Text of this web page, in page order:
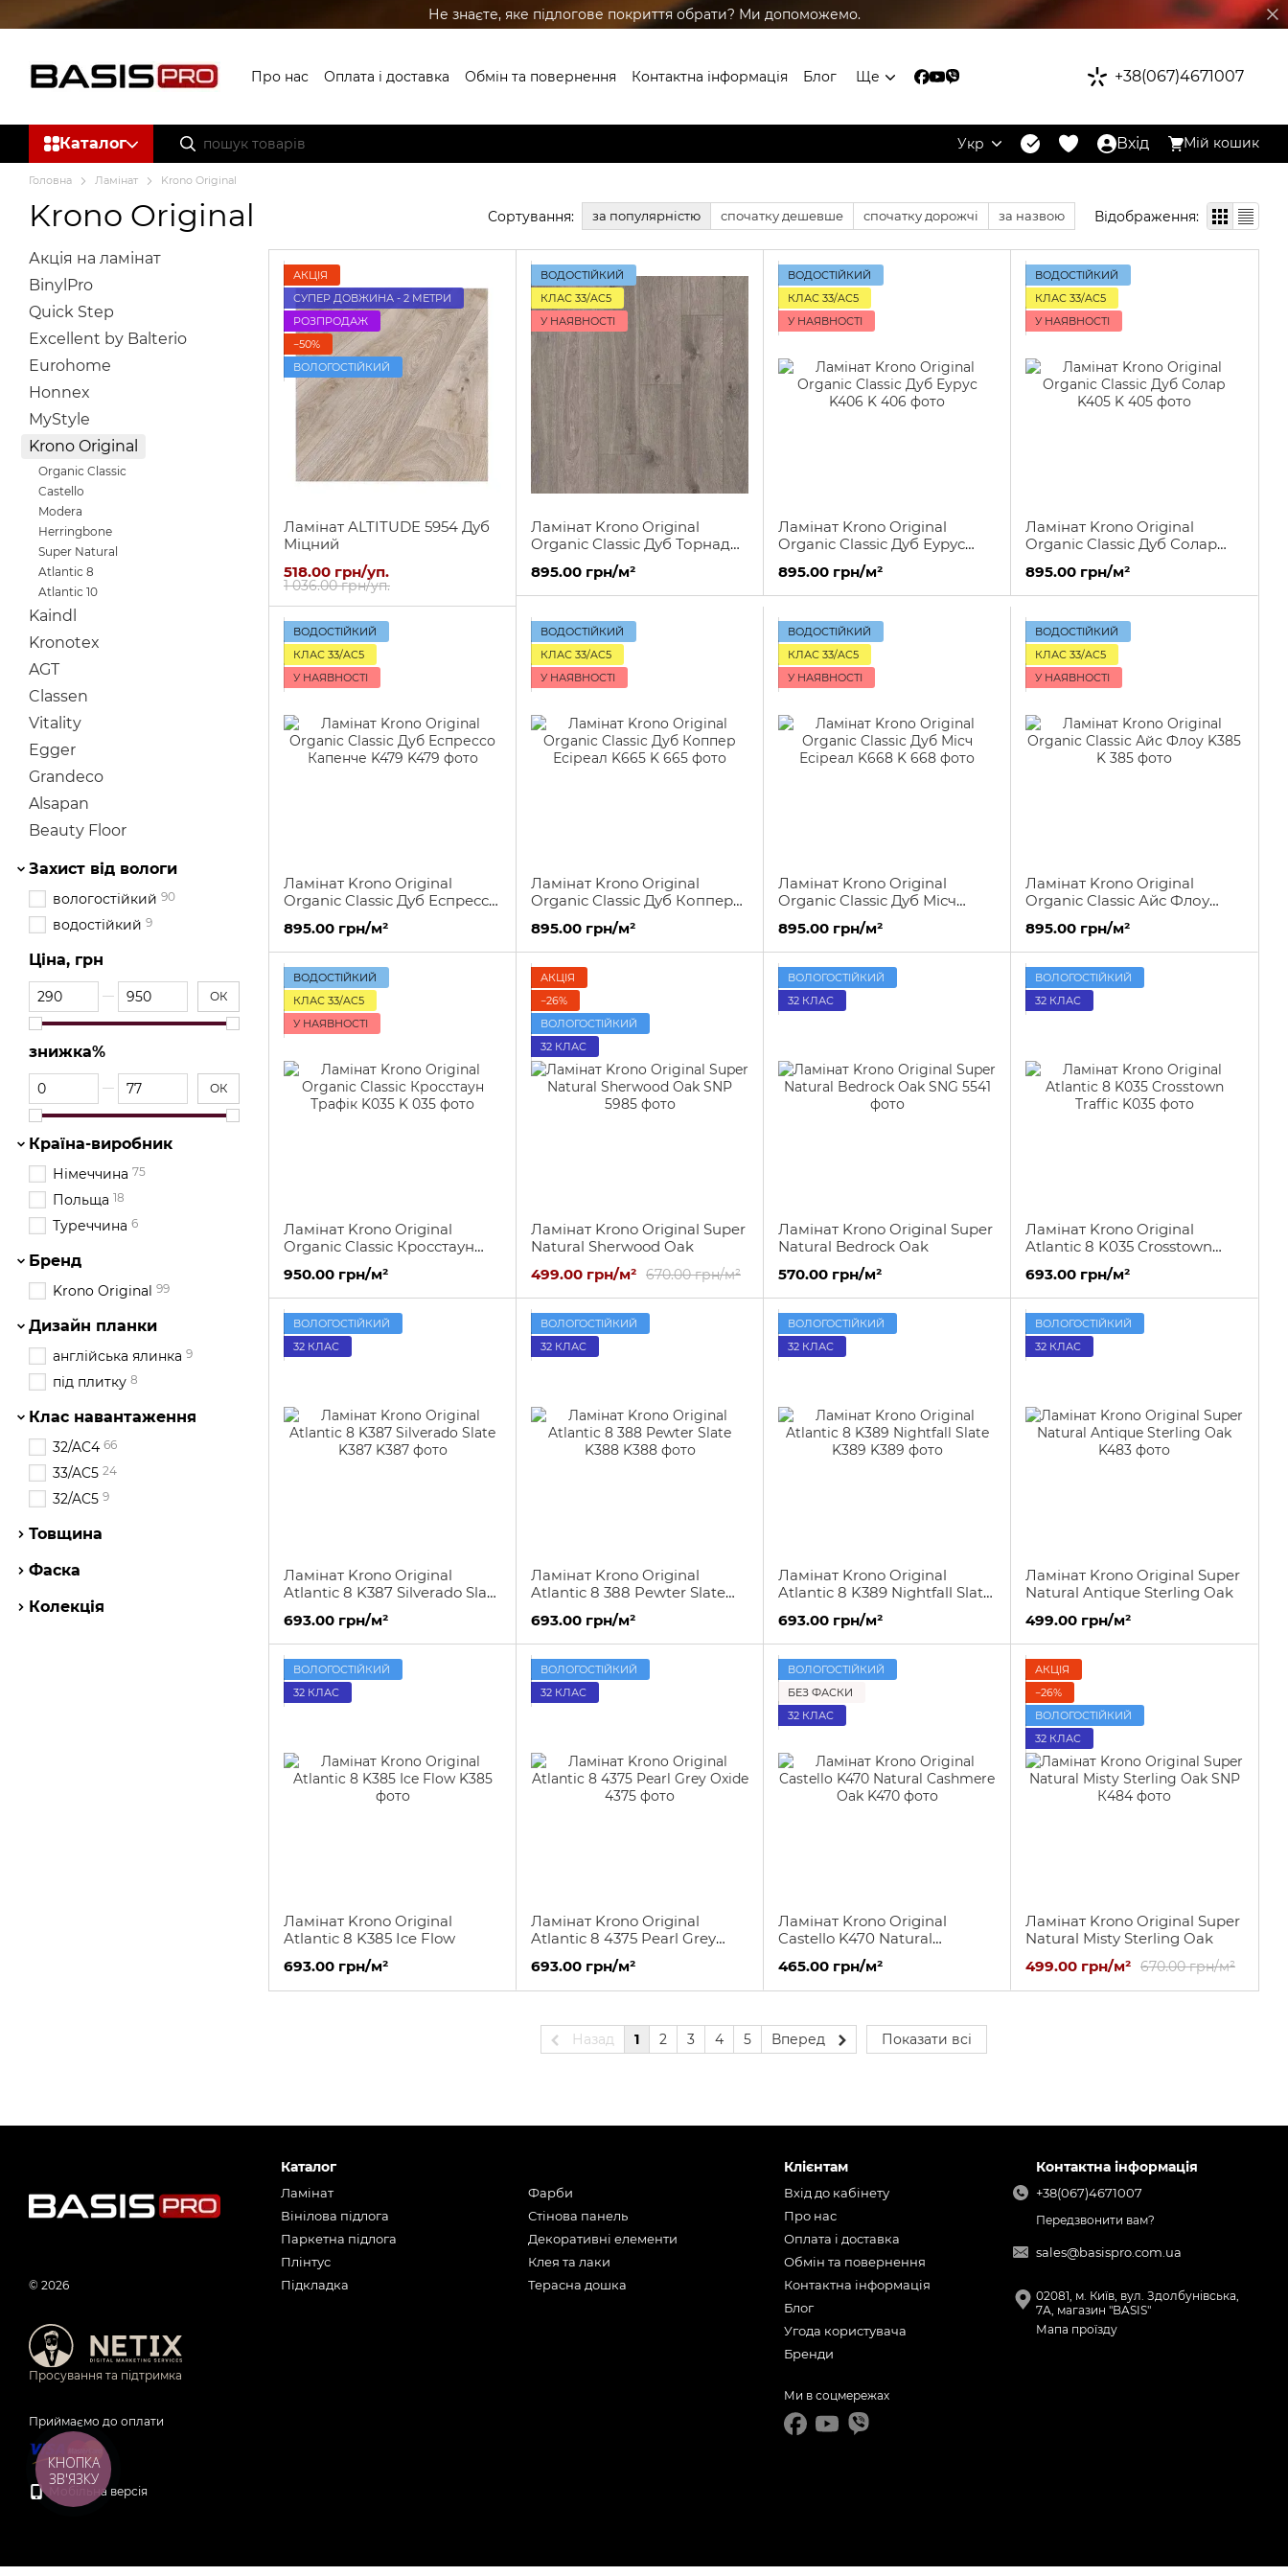
Перейти до основного контенту Не знаєте, яке підлогове покриття обрати? Ми допоможемо.
Про нас Оплата і доставка Обмін та повернення Контактна інформація Блог Ще +38(067)4671007
Каталог Укр Вхід Мій кошик
Головна Ламінат Krono Original
Krono Original Сортування: за популярністю спочатку дешевше спочатку дорожчі за назвою Відображення:
АКЦІЯ
СУПЕР ДОВЖИНА - 2 МЕТРИ
РОЗПРОДАЖ
−50%
ВОЛОГОСТІЙКИЙ
Ламінат ALTITUDE 5954 Дуб
Міцний
1 036.00 грн/уп.
518.00 грн/уп.
ВОДОСТІЙКИЙ
КЛАС 33/AC5
У НАЯВНОСТІ
Ламінат Krono Original
Organic Classic Дуб Торнадо
895.00 грн/м²
ВОДОСТІЙКИЙ
КЛАС 33/AC5
У НАЯВНОСТІ
Ламінат Krono Original
Organic Classic Дуб Еурус
895.00 грн/м²
ВОДОСТІЙКИЙ
КЛАС 33/AC5
У НАЯВНОСТІ
Ламінат Krono Original
Organic Classic Дуб Солар
895.00 грн/м²
ВОДОСТІЙКИЙ
КЛАС 33/AC5
У НАЯВНОСТІ
Ламінат Krono Original
Organic Classic Дуб Еспрессо
Капенче K479
895.00 грн/м²
ВОДОСТІЙКИЙ
КЛАС 33/AC5
У НАЯВНОСТІ
Ламінат Krono Original
Organic Classic Дуб Коппер
Есіреал K665
895.00 грн/м²
ВОДОСТІЙКИЙ
КЛАС 33/AC5
У НАЯВНОСТІ
Ламінат Krono Original
Organic Classic Дуб Місч
Есіреал K668
895.00 грн/м²
ВОДОСТІЙКИЙ
КЛАС 33/AC5
У НАЯВНОСТІ
Ламінат Krono Original
Organic Classic Айс Флоу
895.00 грн/м²
ВОДОСТІЙКИЙ
КЛАС 33/AC5
У НАЯВНОСТІ
Ламінат Krono Original
Organic Classic Кросстаун
Трафік K035
950.00 грн/м²
АКЦІЯ
−26%
ВОЛОГОСТІЙКИЙ
32 КЛАС
Ламінат Krono Original Super
Natural Sherwood Oak
670.00 грн/м²
499.00 грн/м²
ВОЛОГОСТІЙКИЙ
32 КЛАС
Ламінат Krono Original Super
Natural Bedrock Oak
570.00 грн/м²
ВОЛОГОСТІЙКИЙ
32 КЛАС
Ламінат Krono Original
Atlantic 8 K035 Crosstown
693.00 грн/м²
ВОЛОГОСТІЙКИЙ
32 КЛАС
Ламінат Krono Original
Atlantic 8 K387 Silverado Slate
693.00 грн/м²
ВОЛОГОСТІЙКИЙ
32 КЛАС
Ламінат Krono Original
Atlantic 8 388 Pewter Slate
693.00 грн/м²
ВОЛОГОСТІЙКИЙ
32 КЛАС
Ламінат Krono Original
Atlantic 8 K389 Nightfall Slate
693.00 грн/м²
ВОЛОГОСТІЙКИЙ
32 КЛАС
Ламінат Krono Original Super
Natural Antique Sterling Oak
499.00 грн/м²
ВОЛОГОСТІЙКИЙ
32 КЛАС
Ламінат Krono Original
Atlantic 8 K385 Ice Flow
693.00 грн/м²
ВОЛОГОСТІЙКИЙ
32 КЛАС
Ламінат Krono Original
Atlantic 8 4375 Pearl Grey
693.00 грн/м²
ВОЛОГОСТІЙКИЙ
БЕЗ ФАСКИ
32 КЛАС
Ламінат Krono Original
Castello K470 Natural
Cashmere Oak
465.00 грн/м²
АКЦІЯ
−26%
ВОЛОГОСТІЙКИЙ
32 КЛАС
Ламінат Krono Original Super
Natural Misty Sterling Oak
670.00 грн/м²
499.00 грн/м²
Назад 1 2 3 4 5 Вперед Показати всі
Акція на ламінат
BinylPro
Quick Step
Excellent by Balterio
Eurohome
Honnex
MyStyle
Krono Original
Organic Classic
Castello
Modera
Herringbone
Super Natural
Atlantic 8
Atlantic 10
Kaindl
Kronotex
AGT
Classen
Vitality
Egger
Grandeco
Alsapan
Beauty Floor
Захист від вологи
вологостійкий 90
водостійкий 9
Ціна, грн
Від Ціна, грн
До Ціна, грн ОК
знижка%
Від знижка%
До знижка% ОК
Країна-виробник
Німеччина 75
Польща 18
Туреччина 6
Бренд
Krono Original 99
Дизайн планки
англійська ялинка 9
під плитку 8
Клас навантаження
32/AC4 66
33/AC5 24
32/AC5 9
Товщина
Фаска
Колекція
© 2026
Просування та підтримка
Приймаємо до оплати
Мобільна версія
Каталог
Ламінат
Вінілова підлога
Паркетна підлога
Плінтус
Підкладка
Фарби
Стінова панель
Декоративні елементи
Клея та лаки
Терасна дошка
Клієнтам
Вхід до кабінету
Про нас
Оплата і доставка
Обмін та повернення
Контактна інформація
Блог
Угода користувача
Бренди
Ми в соцмережах
Контактна інформація
+38(067)4671007
Передзвонити вам?
sales@basispro.com.ua
02081, м. Київ, вул. Здолбунівська,
7А, магазин "BASIS"
Мапа проїзду
КНОПКА
ЗВ'ЯЗКУ